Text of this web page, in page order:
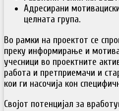
Адресирани
целната група.
Во рамки на проектот се
преку информирање и
учесници во проектните
работа и претприемачи и
кои ги насочија кон
Својот потенцијал за